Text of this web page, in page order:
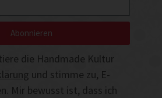
die Handmade Kultur
und stimme zu, E-
Mir bewusst ist, dass ich
Abonnieren